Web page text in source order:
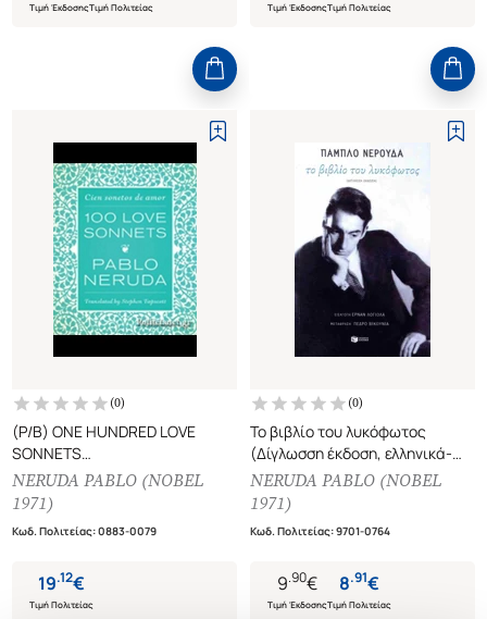
Τιμή ΈκδοσηςΤιμή Πολιτείας Τιμή ΈκδοσηςΤιμή Πολιτείας
(0)
(P/B) ONE HUNDRED LOVE
SONNETS
CIEN SONETOS DE AMOR
(BILINGUAL EDITION)
NERUDA PABLO (NOBEL
1971)
Κωδ. Πολιτείας:0883-0079
19.12€
Τιμή Πολιτείας
(0)
Το βιβλίο του λυκόφωτος
(Δίγλωσση έκδοση, ελληνικά-
ισπανικά)
NERUDA PABLO (NOBEL
1971)
Κωδ. Πολιτείας:9701-0764
9.90€
Τιμή Έκδοσης
8.91€
Τιμή Πολιτείας